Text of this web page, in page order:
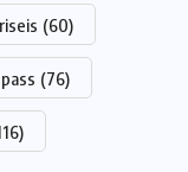
(60)
pass (76)